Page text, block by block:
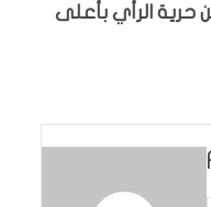
حرية الرأي بأعلى